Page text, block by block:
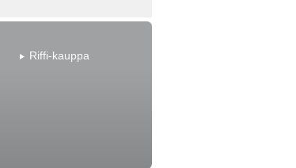
Riffi-kauppa